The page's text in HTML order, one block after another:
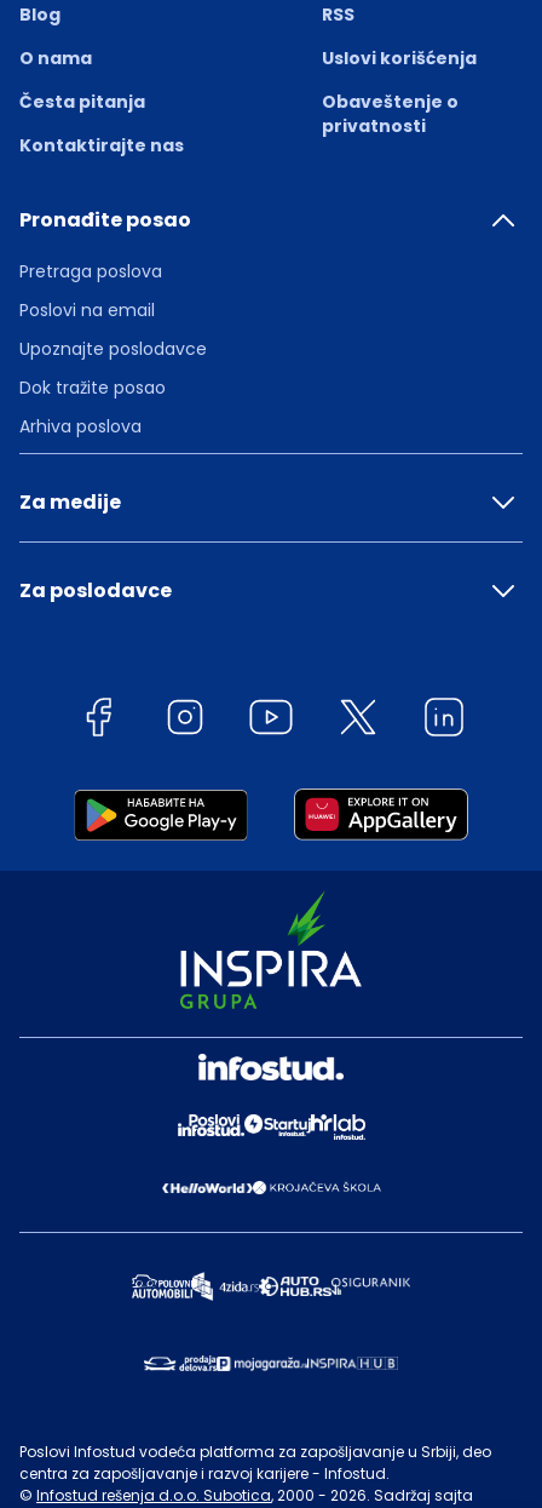
Blog
O nama
Česta pitanja
Kontaktirajte nas
RSS
Uslovi korišćenja
Obaveštenje o
privatnosti
Pronađite posao
Pretraga poslova
Poslovi na email
Upoznajte poslodavce
Dok tražite posao
Arhiva poslova
Za medije
Za poslodavce
Poslovi Infostud vodeća platforma za zapošljavanje u Srbiji, deo
centra za zapošljavanje i razvoj karijere - Infostud.
© Infostud rešenja d.o.o. Subotica, 2000 - 2026. Sadržaj sajta